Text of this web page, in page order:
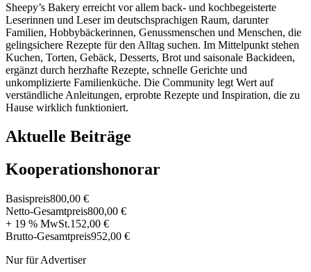
Sheepy’s Bakery erreicht vor allem back- und kochbegeisterte
Leserinnen und Leser im deutschsprachigen Raum, darunter
Familien, Hobbybäckerinnen, Genussmenschen und Menschen, die
gelingsichere Rezepte für den Alltag suchen. Im Mittelpunkt stehen
Kuchen, Torten, Gebäck, Desserts, Brot und saisonale Backideen,
ergänzt durch herzhafte Rezepte, schnelle Gerichte und
unkomplizierte Familienküche. Die Community legt Wert auf
verständliche Anleitungen, erprobte Rezepte und Inspiration, die zu
Hause wirklich funktioniert.
Aktuelle Beiträge
Kooperationshonorar
Basispreis800,00 €
Netto-Gesamtpreis800,00 €
+ 19 % MwSt.152,00 €
Brutto-Gesamtpreis952,00 €
Nur für Advertiser